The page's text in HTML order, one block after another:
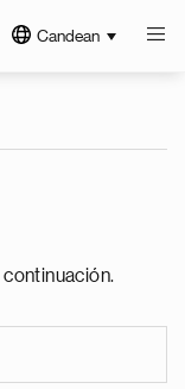
Candean